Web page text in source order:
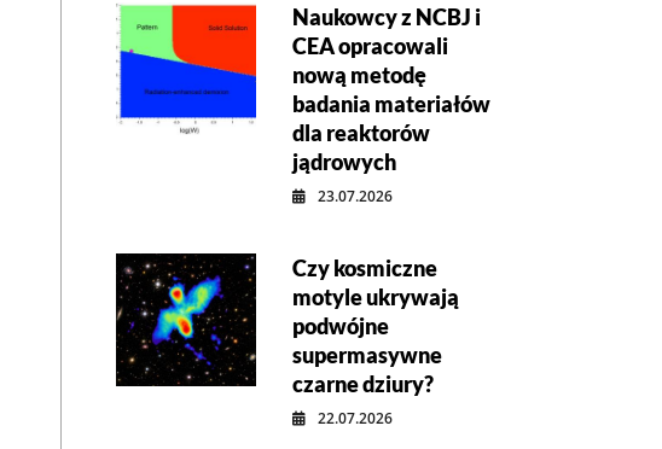
Naukowcy z NCBJ i
CEA opracowali
nową metodę
badania materiałów
dla reaktorów
jądrowych
23.07.2026
Czy kosmiczne
motyle ukrywają
podwójne
supermasywne
czarne dziury?
22.07.2026